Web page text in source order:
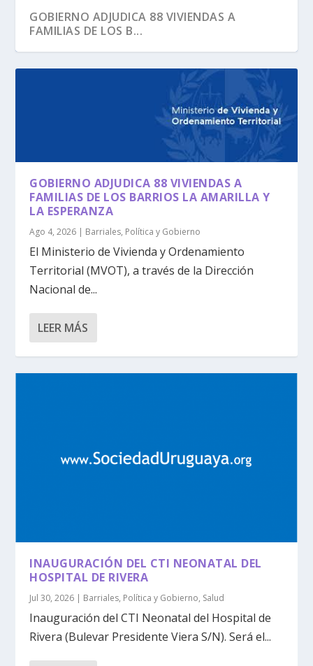
GOBIERNO ADJUDICA 88 VIVIENDAS A
FAMILIAS DE LOS B...
PRESENTARON AVANCES DEL PROYECTO
PARA EL DESARROLL...
MVOT ALCANZARÁ UNA INVERSIÓN
HISTÓRICA DE 300 MILL...
LANZAMIENTO DE QUESERÍA ARTESANAL
CERTIFICADA PARA...
FLORIDA PRESENTÓ «FLORIA», EL ASISTENTE
CON INTELI...
DURAZNO ES UNA DE LAS 300 CIUDADES DEL
MUNDO QUE L...
GOBIERNO ADJUDICA 88 VIVIENDAS A
FAMILIAS DE LOS BARRIOS LA AMARILLA Y
LA ESPERANZA
Ago 4, 2026 | Barriales, Política y Gobierno
El Ministerio de Vivienda y Ordenamiento
Territorial (MVOT), a través de la Dirección
Nacional de...
LEER MÁS
INAUGURACIÓN DEL CTI NEONATAL DEL
HOSPITAL DE RIVERA
Jul 30, 2026 | Barriales, Política y Gobierno, Salud
Inauguración del CTI Neonatal del Hospital de
Rivera (Bulevar Presidente Viera S/N). Será el...